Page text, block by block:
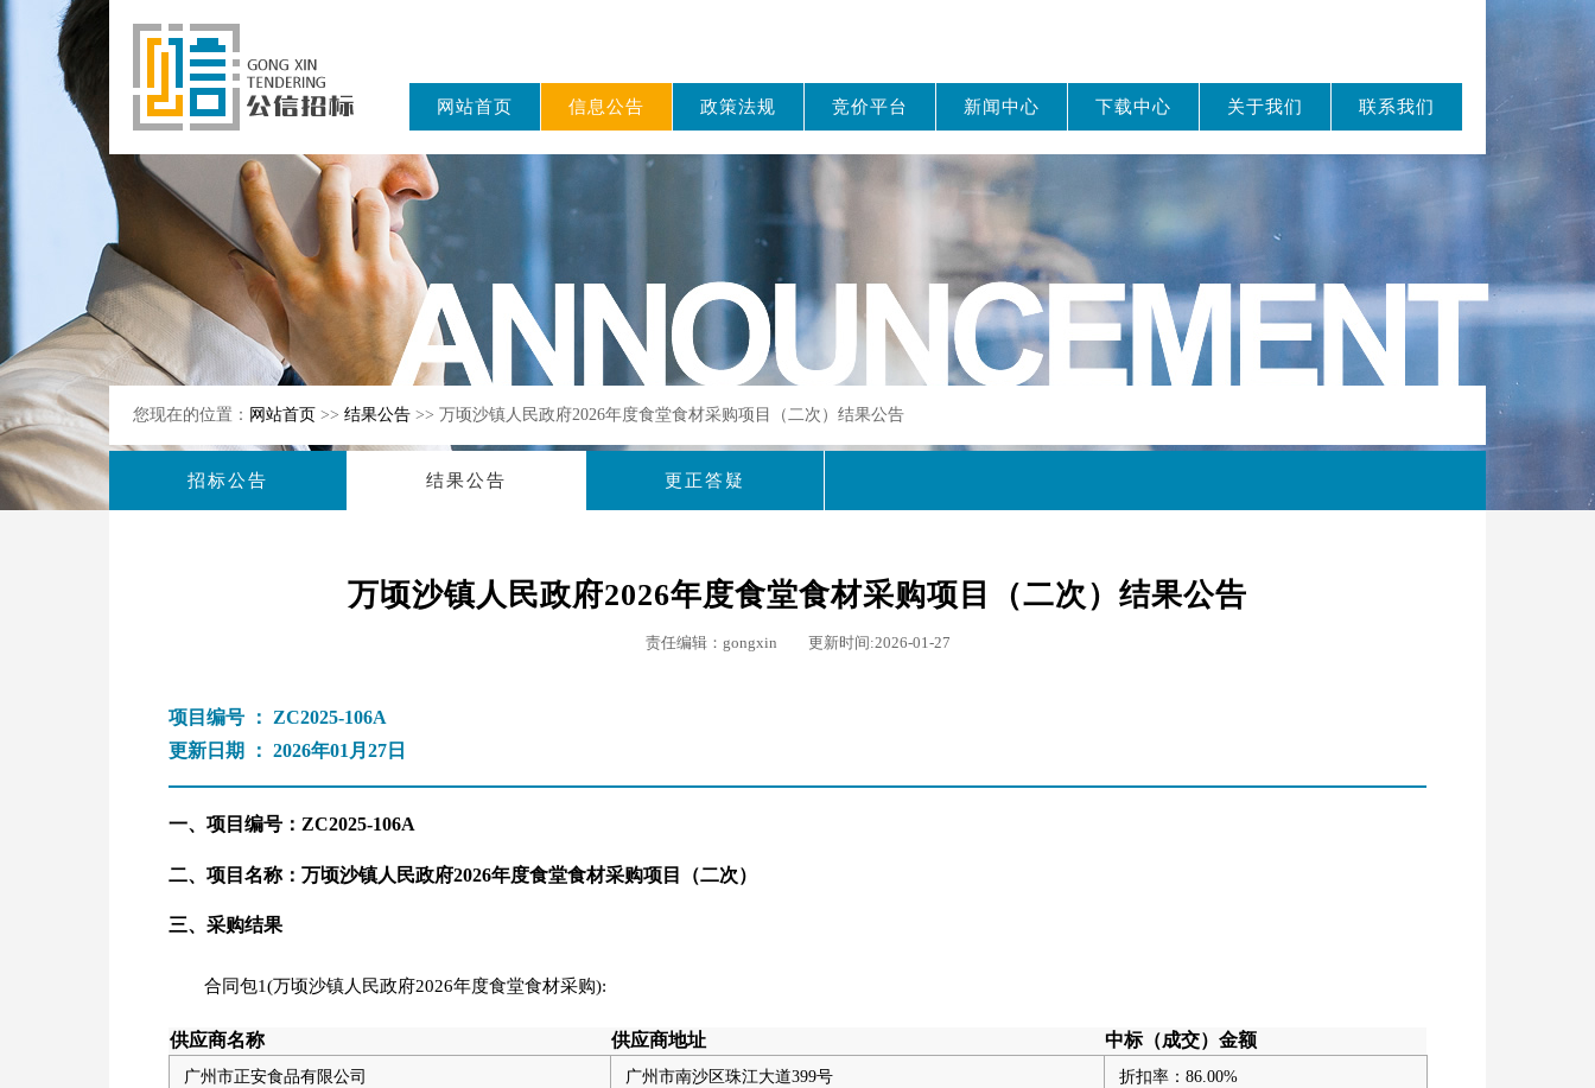
东公信招标
有限公司
网站首页 信息公告 政策法规 竞价平台 新闻中心 下载中心 关于我们 联系我们
您现在的位置： 网站首页 >> 结果公告 >> 万顷沙镇人民政府2026年度食堂食材采购项目（二次）结果公告
招标公告 结果公告 更正答疑
万顷沙镇人民政府2026年度食堂食材采购项目（二次）结果公告
责任编辑：gongxin 更新时间:2026-01-27
项目编号 ： ZC2025-106A
更新日期 ： 2026年01月27日
一、项目编号：ZC2025-106A
二、项目名称：万顷沙镇人民政府2026年度食堂食材采购项目（二次）
三、采购结果
合同包1(万顷沙镇人民政府2026年度食堂食材采购):
供应商名称 供应商地址 中标（成交）金额
广州市正安食品有限公司 广州市南沙区珠江大道399号 折扣率：86.00%